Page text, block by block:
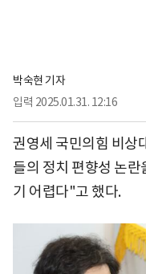
박숙현 기자
입력 2025.01.31. 12:16
권영세 국민의힘 비상
들의 정치 편향성 논
기 어렵다"고 했다.